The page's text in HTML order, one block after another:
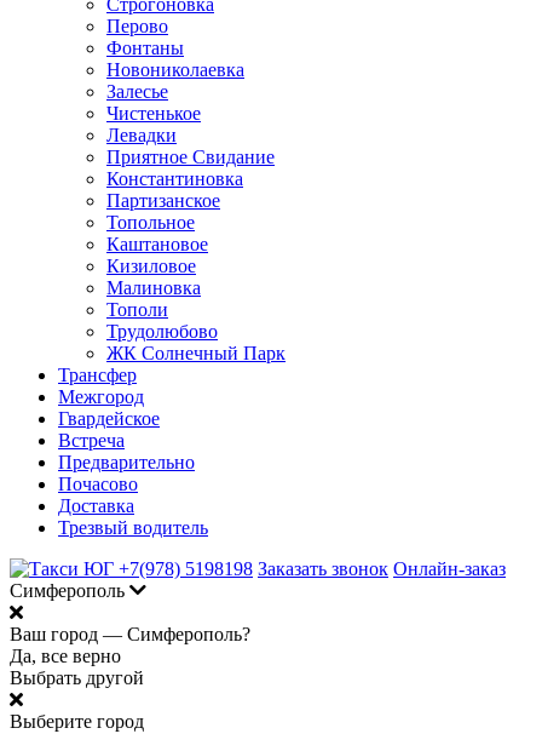
Строгоновка
Перово
Фонтаны
Новониколаевка
Залесье
Чистенькое
Левадки
Приятное Свидание
Константиновка
Партизанское
Топольное
Каштановое
Кизиловое
Малиновка
Тополи
Трудолюбово
ЖК Солнечный Парк
Трансфер
Межгород
Гвардейское
Встреча
Предварительно
Почасово
Доставка
Трезвый водитель
+7(978) 5198198 Заказать звонок Онлайн-заказ
Симферополь
Ваш город — Симферополь?
Да, все верно
Выбрать другой
Выберите город